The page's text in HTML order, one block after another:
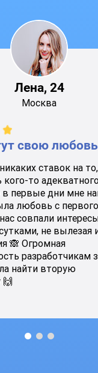
Лена, 24
Москва
свою любовь
ставок на
кого-то
в первые дни мне
любовь с первого
совпали
не вылезая
🙈 Огромная
разработчикам
найти вторую
🙌